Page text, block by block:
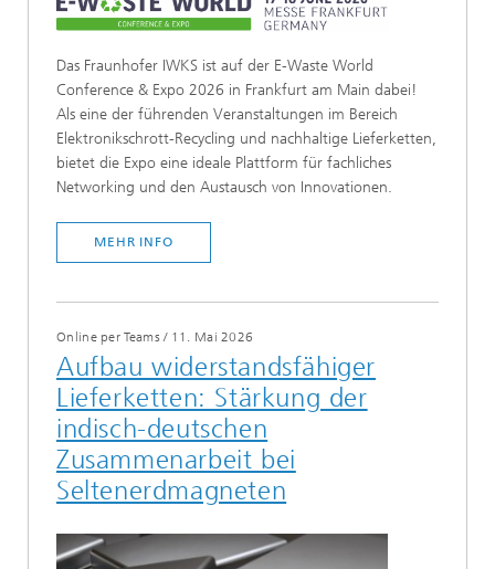
Das Fraunhofer IWKS ist auf der E-Waste World
Conference & Expo 2026 in Frankfurt am Main dabei!
Als eine der führenden Veranstaltungen im Bereich
Elektronikschrott-Recycling und nachhaltige Lieferketten,
bietet die Expo eine ideale Plattform für fachliches
Networking und den Austausch von Innovationen.
MEHR INFO
Online per Teams/ 11. Mai 2026
Aufbau widerstandsfähiger
Lieferketten: Stärkung der
indisch-deutschen
Zusammenarbeit bei
Seltenerdmagneten